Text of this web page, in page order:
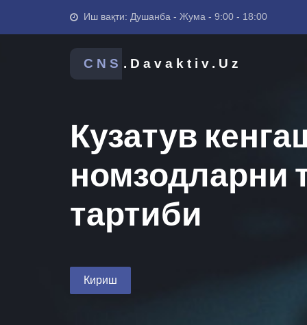
Иш вақти: Душанба - Жума - 9:00 - 18:00
CNS .Davaktiv.Uz
Кузатув
номзодларни
тартиби
Кириш